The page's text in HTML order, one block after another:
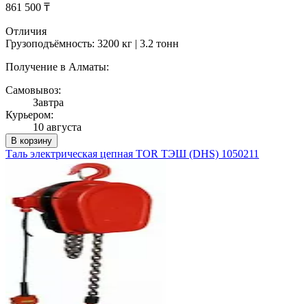
861 500 ₸
Отличия
Грузоподъёмность: 3200 кг | 3.2 тонн
Получение в Алматы:
Самовывоз:
Завтра
Курьером:
10 августа
В корзину
Таль электрическая цепная TOR ТЭШ (DHS) 1050211